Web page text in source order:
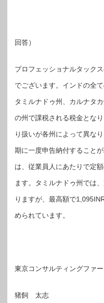
回答）
プロフェッショナルタック
でございます。インドの全
タミルナドゥ州、カルナタ
の州で課税される税金とな
り扱いが各州によって異な
期に一度申告納付すること
は、従業員人にあたりで定
ます。タミルナドゥ州では
りますが、最高額で
められています。
東京コンサルティングファー
猪飼 太志